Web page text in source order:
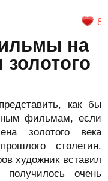
8
на
как бы
фильмам, если
золотого века
столетия.
художник вставил
очень